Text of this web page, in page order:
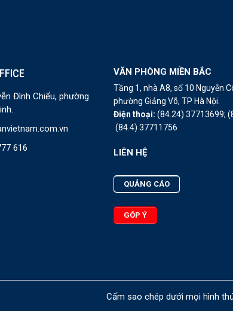
Đình Chiểu, phường
616
VĂN PHÒNG MIỀN BẮC
Tầng 1, nhà A8, số 10 Nguyễn
phường Giảng Võ, TP Hà Nội.
Điện thoại:(84.24) 37713699;
(84.4) 37711756
LIÊN HỆ
QUẢNG CÁO
GÓP Ý
Cấm sao chép dưới mọi hình